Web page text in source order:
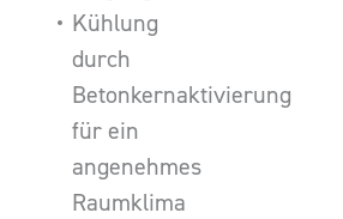
Kühlung
durch
Betonkernaktivierung
für ein
angenehmes
Raumklima